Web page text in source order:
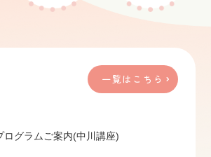
一覧はこちら
ログラムご案内(中川講座)